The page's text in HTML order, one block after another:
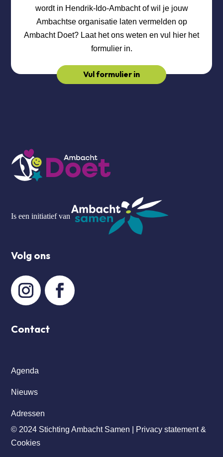
wordt in Hendrik-Ido-Ambacht of wil je jouw
Ambachtse organisatie laten vermelden op
Ambacht Doet? Laat het ons weten en vul hier het
formulier in.
Vul formulier in
Is een initiatief van
Volg ons
Contact
Agenda
Nieuws
Adressen
© 2024 Stichting Ambacht Samen | Privacy statement &
Cookies